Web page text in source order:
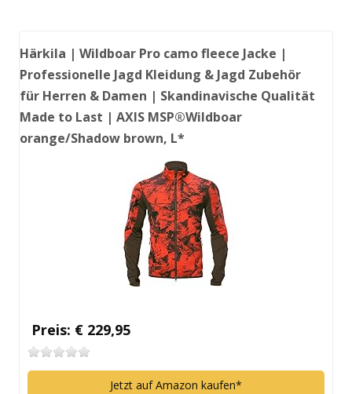
Härkila | Wildboar Pro camo fleece Jacke |
Professionelle Jagd Kleidung & Jagd Zubehör
für Herren & Damen | Skandinavische Qualität
Made to Last | AXIS MSP®Wildboar
orange/Shadow brown, L*
Preis: € 229,95
Jetzt auf Amazon kaufen*